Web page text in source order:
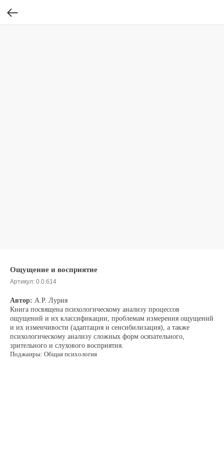
Ощущение и восприятие
Артикул: 0.0.614
Автор: А.Р. Лурия
Книга посвящена психологическому анализу процессов
ощущений и их классификации, проблемам измерения ощущений
и их изменчивости (адаптация и сенсибилизация), а также
психологическому анализу сложных форм осязательного,
зрительного и слухового восприятия.
Поджанры: Общая психология